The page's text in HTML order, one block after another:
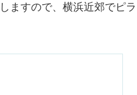
ますので、横浜近郊でピラ